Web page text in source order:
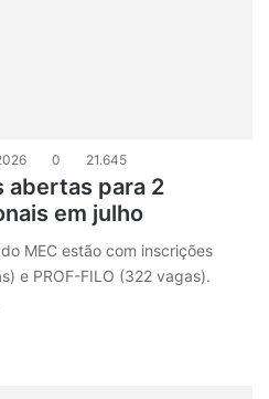
0 21.645
abertas para 2
em julho
MEC estão com inscrições
e PROF-FILO (322 vagas).